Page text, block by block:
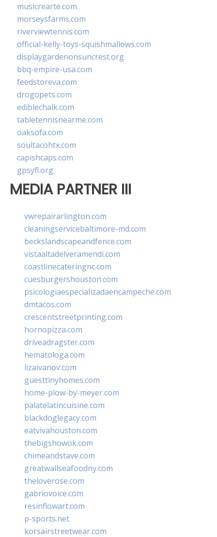
musicrearte.com
morseysfarms.com
riverviewtennis.com
official-kelly-toys-squishmallows.com
displaygardenonsuncrest.org
bbq-empire-usa.com
feedstoreva.com
drogopets.com
ediblechalk.com
tabletennisnearme.com
oaksofa.com
soultacohtx.com
capishcaps.com
gpsyfl.org
MEDIA PARTNER III
vwrepairarlington.com
cleaningservicebaltimore-md.com
beckslandscapeandfence.com
vistaaltadelveramendi.com
coastlinecateringnc.com
cuesburgershouston.com
psicologiaespecializadaencampeche.com
dmtacos.com
crescentstreetprinting.com
hornopizza.com
driveadragster.com
hematologa.com
lizaivanov.com
guesttinyhomes.com
home-plow-by-meyer.com
palatelatincuisine.com
blackdoglegacy.com
eatvivahouston.com
thebigshowok.com
chimeandstave.com
greatwallseafoodny.com
theloverose.com
gabriovoice.com
resinflowart.com
p-sports.net
korsairstreetwear.com